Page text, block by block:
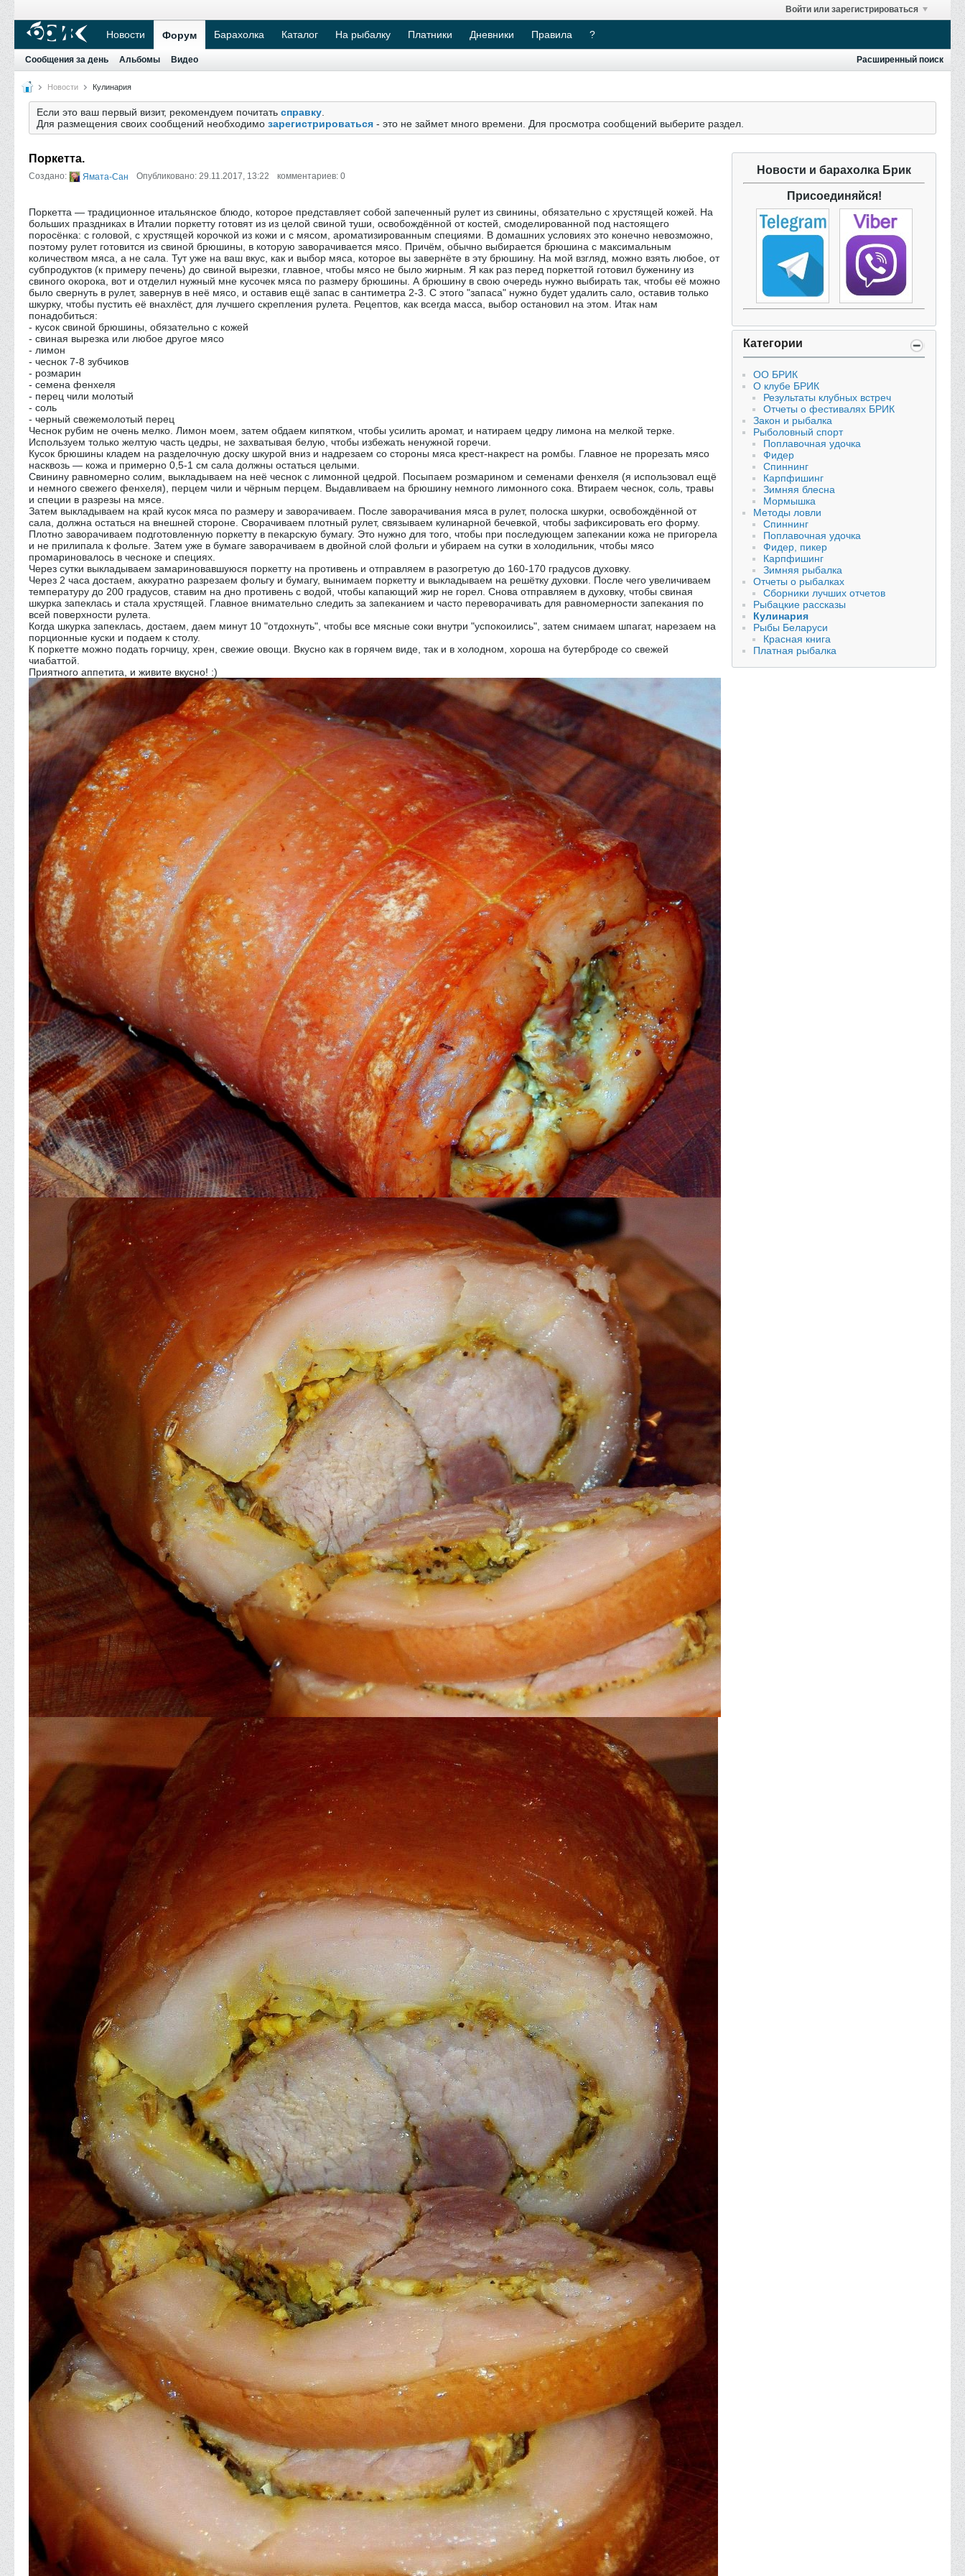
Войти или зарегистрироваться
Новости Форум Барахолка Каталог На рыбалку Платники Дневники Правила ?
Сообщения за день Альбомы Видео Расширенный поиск
Новости Кулинария
Если это ваш первый визит, рекомендуем почитать справку
Для размещения своих сообщений необходимо зарегистрироваться - это не займет много времени. Для просмотра сообщений выберите раздел.
Поркетта.
Создано: Ямата-Сан Опубликовано: 29.11.2017, 13:22 комментариев: 0
Поркетта — традиционное итальянское блюдо, которое представляет собой запеченный рулет из свинины, обязательно с хрустящей кожей. На
больших праздниках в Италии поркетту готовят из из целой свиной туши, освобождённой от костей, смоделированной под настоящего
поросёнка: с головой, с хрустящей корочкой из кожи и с мясом, ароматизированным специями. В домашних условиях это конечно невозможно,
поэтому рулет готовится из свиной брюшины, в которую заворачивается мясо. Причём, обычно выбирается брюшина с максимальным
количеством мяса, а не сала. Тут уже на ваш вкус, как и выбор мяса, которое вы завернёте в эту брюшину. На мой взгляд, можно взять любое, от
субпродуктов (к примеру печень) до свиной вырезки, главное, чтобы мясо не было жирным. Я как раз перед поркеттой готовил буженину из
свиного окорока, вот и отделил нужный мне кусочек мяса по размеру брюшины. А брюшину в свою очередь нужно выбирать так, чтобы её можно
было свернуть в рулет, завернув в неё мясо, и оставив ещё запас в сантиметра 2-3. С этого "запаса" нужно будет удалить сало, оставив только
шкурку, чтобы пустить её внахлёст, для лучшего скрепления рулета. Рецептов, как всегда масса, выбор остановил на этом. Итак нам
понадобиться:
- кусок свиной брюшины, обязательно с кожей
- свиная вырезка или любое другое мясо
- лимон
- чеснок 7-8 зубчиков
- розмарин
- семена фенхеля
- перец чили молотый
- соль
- черный свежемолотый перец
Чеснок рубим не очень мелко. Лимон моем, затем обдаем кипятком, чтобы усилить аромат, и натираем цедру лимона на мелкой терке.
Используем только желтую часть цедры, не захватывая белую, чтобы избежать ненужной горечи.
Кусок брюшины кладем на разделочную доску шкурой вниз и надрезаем со стороны мяса крест-накрест на ромбы. Главное не прорезать мясо
насквозь — кожа и примерно 0,5-1 см сала должны остаться целыми.
Свинину равномерно солим, выкладываем на неё чеснок с лимонной цедрой. Посыпаем розмарином и семенами фенхеля (я использовал ещё
и немного свежего фенхеля), перцем чили и чёрным перцем. Выдавливаем на брюшину немного лимонного сока. Втираем чеснок, соль, травы
и специи в разрезы на мясе.
Затем выкладываем на край кусок мяса по размеру и заворачиваем. После заворачивания мяса в рулет, полоска шкурки, освобождённой от
сала, должна остаться на внешней стороне. Сворачиваем плотный рулет, связываем кулинарной бечевкой, чтобы зафиксировать его форму.
Плотно заворачиваем подготовленную поркетту в пекарскую бумагу. Это нужно для того, чтобы при последующем запекании кожа не пригорела
и не прилипала к фольге. Затем уже в бумаге заворачиваем в двойной слой фольги и убираем на сутки в холодильник, чтобы мясо
промариновалось в чесноке и специях.
Через сутки выкладываем замариновавшуюся поркетту на противень и отправляем в разогретую до 160-170 градусов духовку.
Через 2 часа достаем, аккуратно разрезаем фольгу и бумагу, вынимаем поркетту и выкладываем на решётку духовки. После чего увеличиваем
температуру до 200 градусов, ставим на дно противень с водой, чтобы капающий жир не горел. Снова отправляем в духовку, чтобы свиная
шкурка запеклась и стала хрустящей. Главное внимательно следить за запеканием и часто переворачивать для равномерности запекания по
всей поверхности рулета.
Когда шкурка запеклась, достаем, даем минут 10 "отдохнуть", чтобы все мясные соки внутри "успокоились", затем снимаем шпагат, нарезаем на
порционные куски и подаем к столу.
К поркетте можно подать горчицу, хрен, свежие овощи. Вкусно как в горячем виде, так и в холодном, хороша на бутерброде со свежей
чиабаттой.
Приятного аппетита, и живите вкусно! :)
Новости и барахолка Брик
Присоединяйся!
Категории
ОО БРИК
О клубе БРИК
Результаты клубных встреч
Отчеты о фестивалях БРИК
Закон и рыбалка
Рыболовный спорт
Поплавочная удочка
Фидер
Спиннинг
Карпфишинг
Зимняя блесна
Мормышка
Методы ловли
Спиннинг
Поплавочная удочка
Фидер, пикер
Карпфишинг
Зимняя рыбалка
Отчеты о рыбалках
Сборники лучших отчетов
Рыбацкие рассказы
Кулинария
Рыбы Беларуси
Красная книга
Платная рыбалка